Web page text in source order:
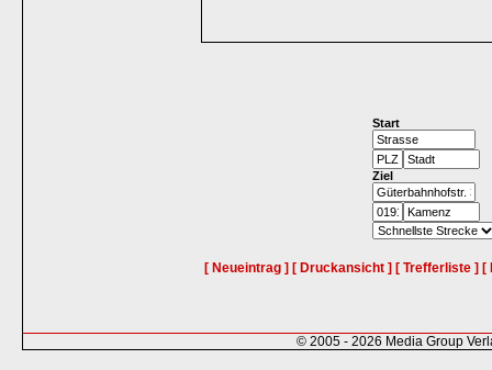
Start
Ziel
[ Neueintrag ] [ Druckansicht ] [ Trefferliste ] [
© 2005 - 2026 Media Group